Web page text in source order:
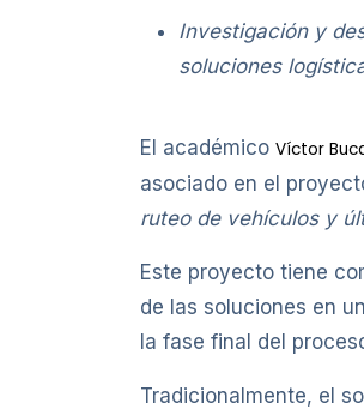
Investigación y
soluciones
El académico Víctor
asociado en el
ruteo de vehículos y
Este proyecto tiene
de las soluciones en
la fase final del
Tradicionalmente, el